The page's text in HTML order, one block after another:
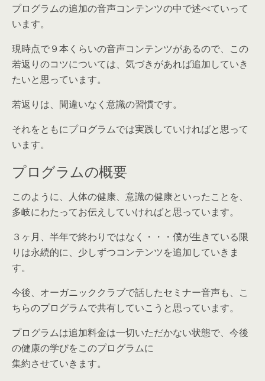
プログラムの追加の音声コンテンツの中で述べていって
います。
現時点で９本くらいの音声コンテンツがあるので、この
若返りのコツについては、気づきがあれば追加していき
たいと思っています。
若返りは、間違いなく意識の習慣です。
それをともにプログラムでは実践していければと思って
います。
プログラムの概要
このように、人体の健康、意識の健康といったことを、
多岐にわたってお伝えしていければと思っています。
３ヶ月、半年で終わりではなく・・・僕が生きている限
りは永続的に、少しずつコンテンツを追加していきま
す。
今後、オーガニッククラブで話したセミナー音声も、こ
ちらのプログラムで共有していこうと思っています。
プログラムは追加料金は一切いただかない状態で、今後
の健康の学びをこのプログラムに
集約させていきます。